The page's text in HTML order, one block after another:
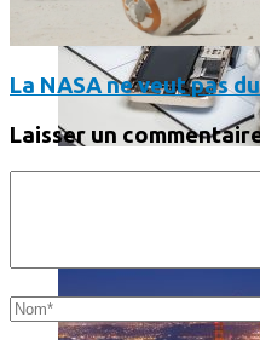
Faut-il encore emmener
La NASA ne veut pas
Laisser un